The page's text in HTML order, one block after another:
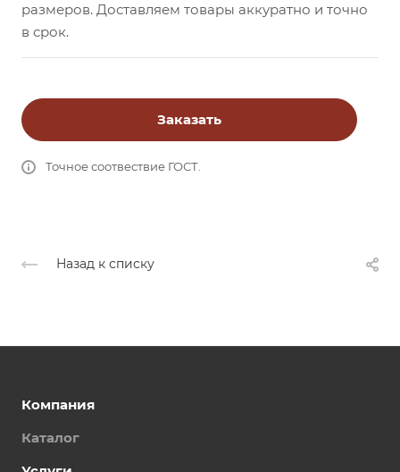
размеров. Доставляем товары аккуратно и точно
в срок.
Заказать
Точное соотвествие ГОСТ.
Назад к списку
Компания
Каталог